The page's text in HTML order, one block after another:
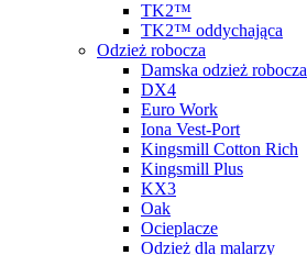
TK2™
TK2™ oddychająca
Odzież robocza
Damska odzież robocza
DX4
Euro Work
Iona Vest-Port
Kingsmill Cotton Rich
Kingsmill Plus
KX3
Oak
Ocieplacze
Odzież dla malarzy